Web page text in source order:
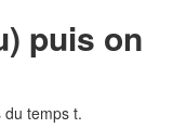
puis on
du temps t.